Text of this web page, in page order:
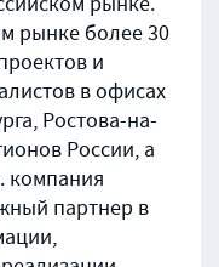
рынке более 30
и
в офисах
Ростова-на-
России, а
компания
партнер в